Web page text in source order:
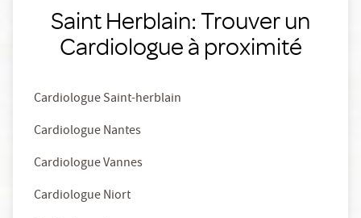
Saint Herblain: Trouver un
Cardiologue à proximité
Cardiologue Saint-herblain
Cardiologue Nantes
Cardiologue Vannes
Cardiologue Niort